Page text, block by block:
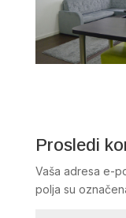
Prosledi
Vaša adresa e-
polja su